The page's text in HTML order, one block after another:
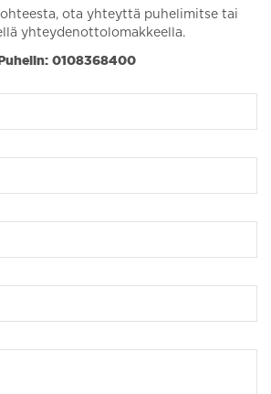
ota yhteyttä puhelimitse tai
yhteydenottolomakkeella.
0108368400